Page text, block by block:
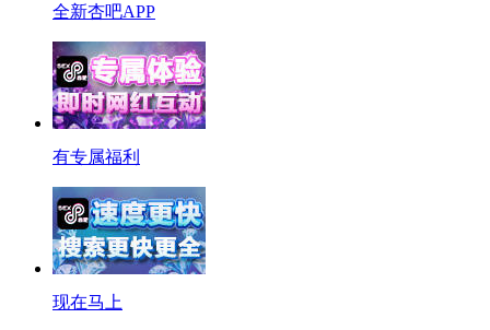
全新杏吧APP
有专属福利
现在马上